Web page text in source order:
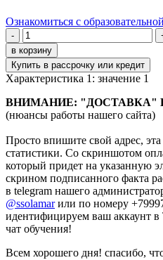
Ознакомиться с
-
в корзину
Купить в рассрочку или кредит
Характеристика 1: значение 1
ВНИМАНИЕ: "ДОСТАВКА"
(нюансы работы нашего сайта)
Просто впишите свой адрес,
статистики. Со скриншотом
который придет на указанную
скрином подписанного факта
в telegram нашего
@ssolamarили по номеру
идентифицируем ваш аккаунт
чат обучения!
Всем хорошего дня! спасибо,